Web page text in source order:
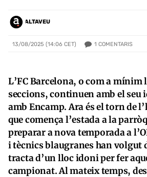
ALTAVEU
13/08/2025 (14:06 CET) 1 COMENTARIS
L’FC Barcelona, o com a mínim
seccions, continuen amb el seu
amb Encamp. Ara és el torn de
que comença l’estada a la
preparar a nova temporada a
i tècnics blaugranes han volgut
tracta d’un lloc idoni per fer
campionat. Al mateix temps,